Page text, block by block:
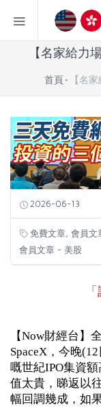
【名家給力
首頁 【名
2026-06-13
免費文章 會員文
會員文章 - 美股
【Now財經台】
SpaceX，今晚
嘅世紀IPO集資
值太貴，睇返以
幅回調幾成，如